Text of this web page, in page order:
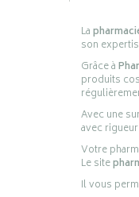
La
son
Grâce à
produits
Avec une
avec
Votre
Le site
Il vous